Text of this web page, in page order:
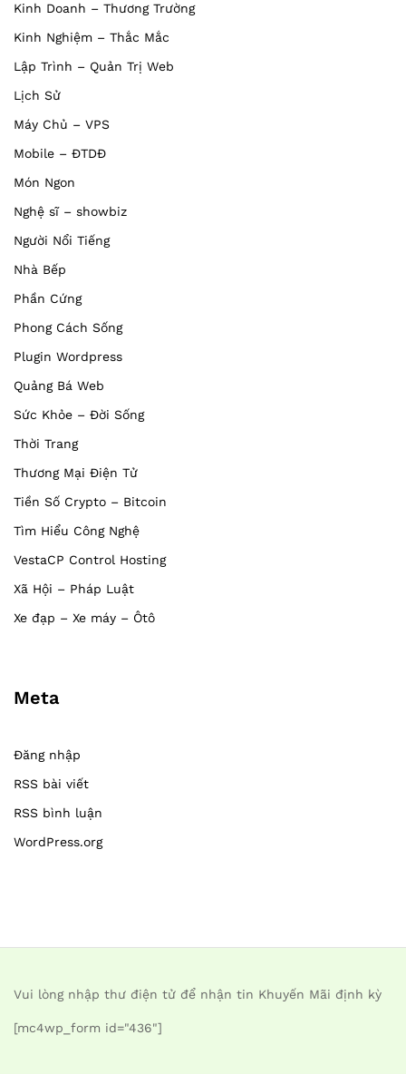
Kinh Doanh – Thương Trường
Kinh Nghiệm – Thắc Mắc
Lập Trình – Quản Trị Web
Lịch Sử
Máy Chủ – VPS
Mobile – ĐTDĐ
Món Ngon
Nghệ sĩ – showbiz
Người Nổi Tiếng
Nhà Bếp
Phần Cứng
Phong Cách Sống
Plugin Wordpress
Quảng Bá Web
Sức Khỏe – Đời Sống
Thời Trang
Thương Mại Điện Tử
Tiền Số Crypto – Bitcoin
Tìm Hiểu Công Nghệ
VestaCP Control Hosting
Xã Hội – Pháp Luật
Xe đạp – Xe máy – Ôtô
Meta
Đăng nhập
RSS bài viết
RSS bình luận
WordPress.org
Vui lòng nhập thư điện tử để nhận tin Khuyến Mãi định kỳ
[mc4wp_form id="436"]